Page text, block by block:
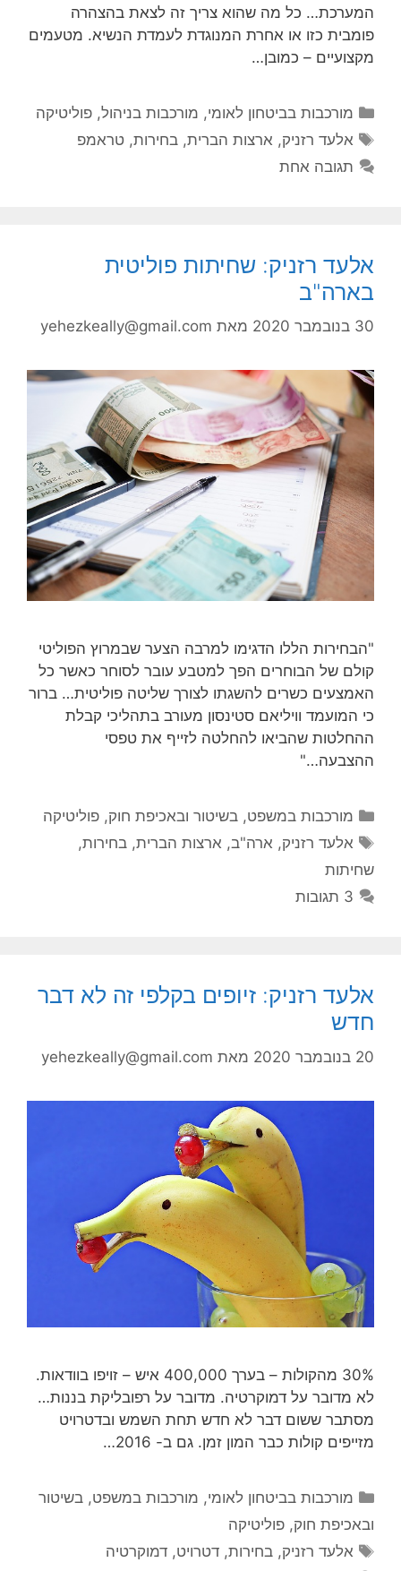
המערכת… כל מה שהוא צריך זה לצאת בהצהרה
פומבית כזו או אחרת המנוגדת לעמדת הנשיא. מטעמים
מקצועיים – כמובן…
קטגוריות
מורכבות בביטחון לאומי, מורכבות בניהול,פוליטיקה
תגיות
אלעד רזניק, ארצות הברית,בחירות,טראמפ
תגובה אחת
אלעד רזניק: שחיתות פוליטית
בארה"ב
30 בנובמבר 2020 מאת yehezkeally@gmail.com
"הבחירות הללו הדגימו למרבה הצער שבמרוץ הפוליטי
קולם של הבוחרים הפך למטבע עובר לסוחר כאשר כל
האמצעים כשרים להשגתו לצורך שליטה פוליטית… ברור
כי המועמד וויליאם סטינסון מעורב בתהליכי קבלת
ההחלטות שהביאו להחלטה לזייף את טפסי
ההצבעה…"
קטגוריות
מורכבות במשפט, בשיטור ובאכיפת חוק,פוליטיקה
תגיות
אלעד רזניק, ארה"ב, ארצות הברית,בחירות,
שחיתות
3 תגובות
אלעד רזניק: זיופים בקלפי זה לא דבר
חדש
20 בנובמבר 2020 מאת yehezkeally@gmail.com
30% מהקולות – בערך 400,000 איש – זויפו בוודאות.
לא מדובר על דמוקרטיה. מדובר על רפובליקת בננות…
מסתבר ששום דבר לא חדש תחת השמש ובדטרויט
מזייפים קולות כבר המון זמן. גם ב- 2016…
קטגוריות
מורכבות בביטחון לאומי, מורכבות במשפט, בשיטור
ובאכיפת חוק, פוליטיקה
תגיות
אלעד רזניק,בחירות,דטרויט,דמוקרטיה